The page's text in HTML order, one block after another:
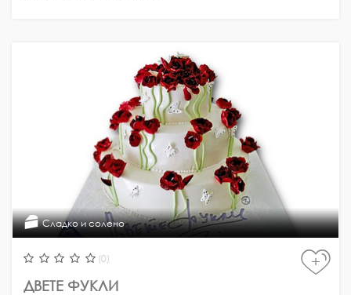
Сладко и солено
(0)
ДВЕТЕ ФУКЛИ
+